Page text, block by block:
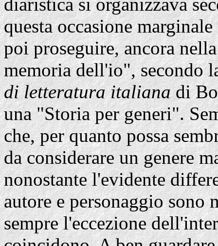
questa occasione
poi proseguire, ancora
memoria dell'io", secondo
di letteratura italianadi
una "Storia per generi".
che, per quanto possa
da considerare un genere
nonostante l'evidente
autore e personaggio sono
sempre l'eccezione